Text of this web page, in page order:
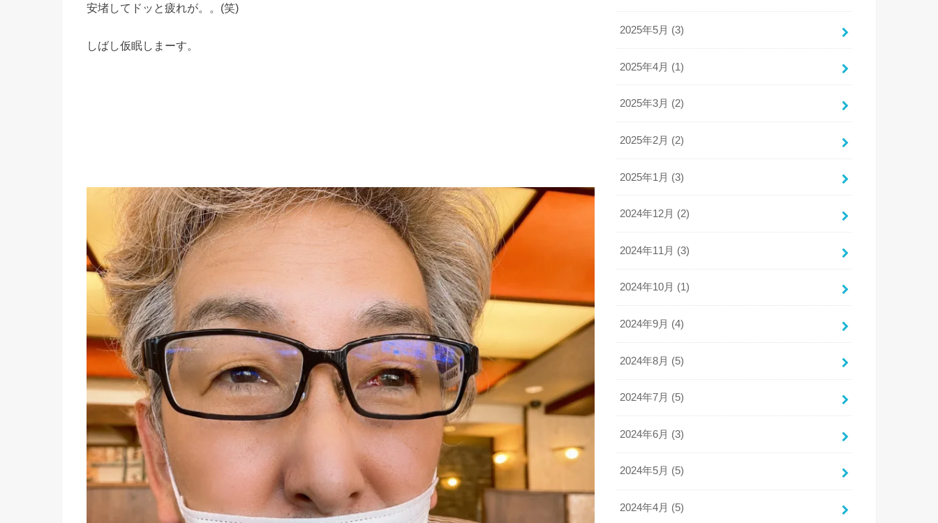
安堵してドッと疲れが。。(笑)
しばし仮眠しまーす。
2025年5月 (3)
2025年4月 (1)
2025年3月 (2)
2025年2月 (2)
2025年1月 (3)
2024年12月 (2)
2024年11月 (3)
2024年10月 (1)
2024年9月 (4)
2024年8月 (5)
2024年7月 (5)
2024年6月 (3)
2024年5月 (5)
2024年4月 (5)